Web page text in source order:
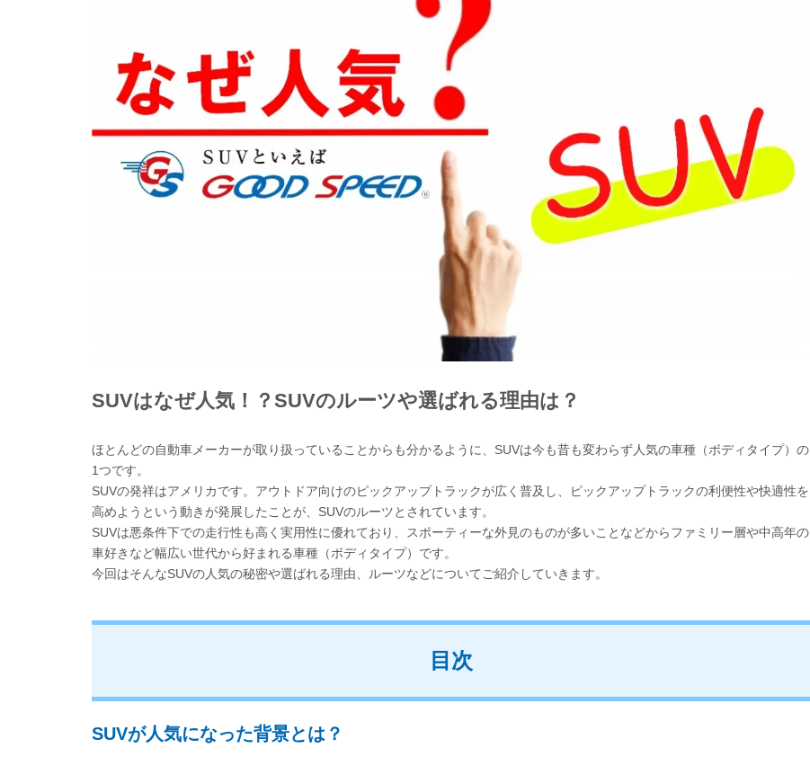
SUVはなぜ人気！？SUVのルーツや選ばれる理由は？
ほとんどの自動車メーカーが取り扱っていることからも分かるように、SUVは今も昔も変わらず人気の車種（ボディタイプ）の
1つです。
SUVの発祥はアメリカです。アウトドア向けのピックアップトラックが広く普及し、ピックアップトラックの利便性や快適性を
高めようという動きが発展したことが、SUVのルーツとされています。
SUVは悪条件下での走行性も高く実用性に優れており、スポーティーな外見のものが多いことなどからファミリー層や中高年の
車好きなど幅広い世代から好まれる車種（ボディタイプ）です。
今回はそんなSUVの人気の秘密や選ばれる理由、ルーツなどについてご紹介していきます。
目次
SUVが人気になった背景とは？